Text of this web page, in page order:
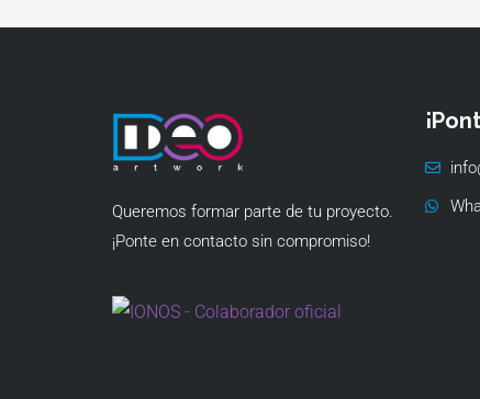
Queremos formar parte de tu proyecto.
¡Ponte en contacto sin compromiso!